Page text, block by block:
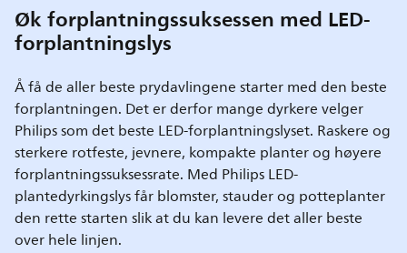
Øk forplantningssuksessen med LED-
forplantningslys
Å få de aller beste prydavlingene starter med den beste
forplantningen. Det er derfor mange dyrkere velger
Philips som det beste LED-forplantningslyset. Raskere og
sterkere rotfeste, jevnere, kompakte planter og høyere
forplantningssuksessrate. Med Philips LED-
plantedyrkingslys får blomster, stauder og potteplanter
den rette starten slik at du kan levere det aller beste
over hele linjen.